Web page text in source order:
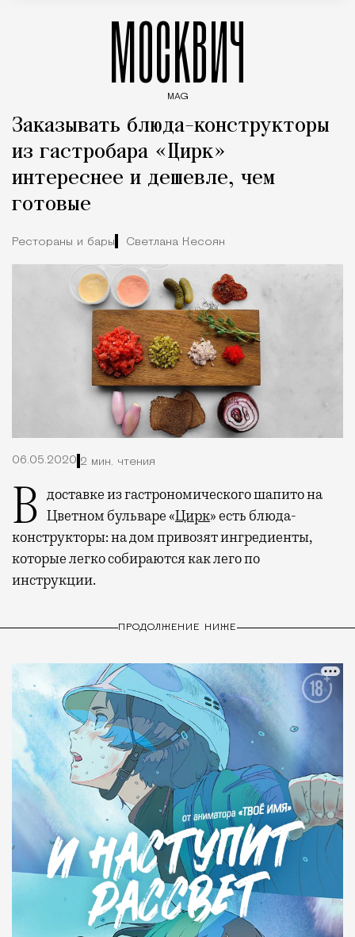
МОСКВИЧ
MAG
Заказывать блюда-конструкторы
из гастробара «Цирк»
интереснее и дешевле, чем
готовые
Рестораны и бары Светлана Кесоян
06.05.2020 2 мин. чтения
В доставке из гастрономического шапито на Цветном бульваре «Цирк» есть блюда-
конструкторы: на дом привозят ингредиенты,
которые легко собираются как лего по
инструкции.
ПРОДОЛЖЕНИЕ НИЖЕ